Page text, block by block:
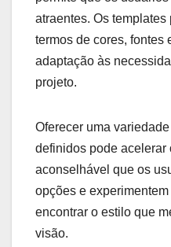
atraentes. Os
termos de cores, fontes
adaptação às
projeto.
Oferecer uma
definidos pode acelerar
aconselhável que os
opções e
encontrar o estilo que
visão.